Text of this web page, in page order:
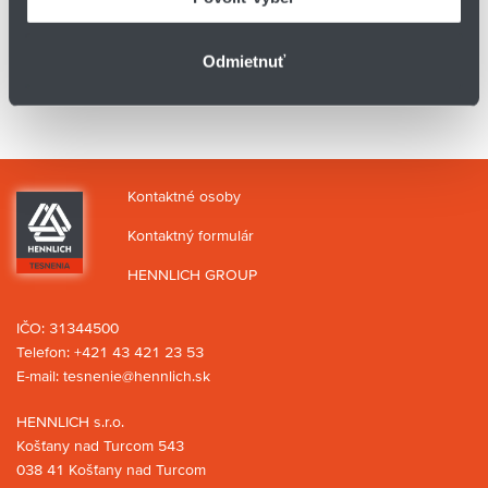
Odmietnuť
Kontaktné osoby
Kontaktný formulár
HENNLICH GROUP
HENNLICH s.r.o.
Košťany nad Turcom 543
038 41 Košťany nad Turcom
IČO: 31344500
Telefon: +421 43 421 23 53
E-mail: tesnenie@hennlich.sk